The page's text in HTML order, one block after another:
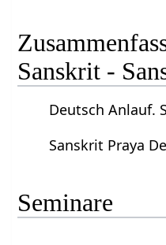
Sanskrit -
Deutsch Anlauf.
Sanskrit Praya
Seminare